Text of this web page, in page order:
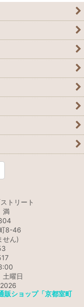
トリート
満
8-46
せん)
土曜日
販ショップ「京都室町